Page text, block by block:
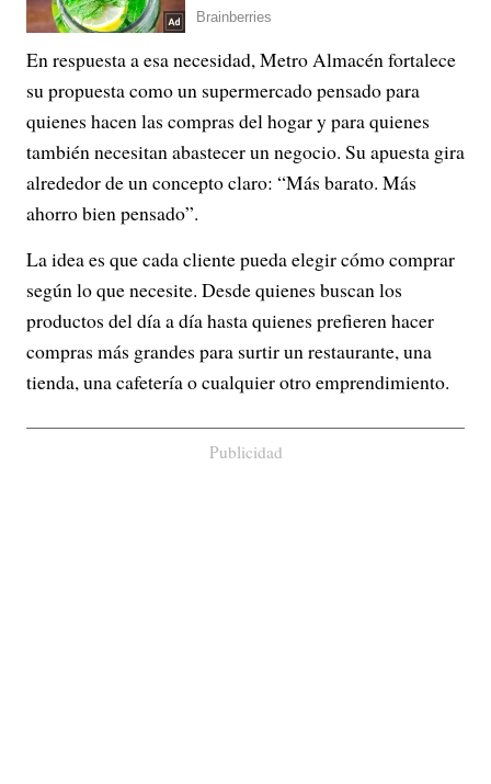
En respuesta a esa necesidad, Metro Almacén fortalece
su propuesta como un supermercado pensado para
quienes hacen las compras del hogar y para quienes
también necesitan abastecer un negocio. Su apuesta gira
alrededor de un concepto claro: “Más barato. Más
ahorro bien pensado”.
La idea es que cada cliente pueda elegir cómo comprar
según lo que necesite. Desde quienes buscan los
productos del día a día hasta quienes prefieren hacer
compras más grandes para surtir un restaurante, una
tienda, una cafetería o cualquier otro emprendimiento.
Publicidad